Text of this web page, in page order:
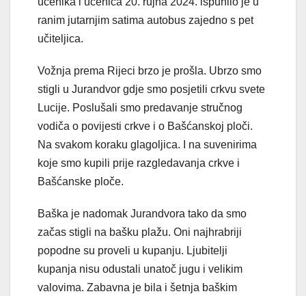
ranim jutarnjim satima autobus zajedno s pet
učiteljica.
Vožnja prema Rijeci brzo je prošla. Ubrzo smo
stigli u Jurandvor gdje smo posjetili crkvu svete
Lucije. Poslušali smo predavanje stručnog
vodiča o povijesti crkve i o Bašćanskoj ploči.
Na svakom koraku glagoljica. I na suvenirima
koje smo kupili prije razgledavanja crkve i
Bašćanske ploče.
Baška je nadomak Jurandvora tako da smo
začas stigli na bašku plažu. Oni najhrabriji
popodne su proveli u kupanju. Ljubitelji
kupanja nisu odustali unatoč jugu i velikim
valovima. Zabavna je bila i šetnja baškim